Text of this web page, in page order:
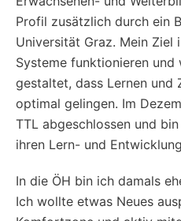
Profil zusätzlich durch ein
Universität Graz. Mein Ziel
Systeme funktionieren und
gestaltet, dass Lernen und
optimal gelingen. Im
TTL abgeschlossen und
ihren Lern- und
In die ÖH bin ich damals
Ich wollte etwas Neues